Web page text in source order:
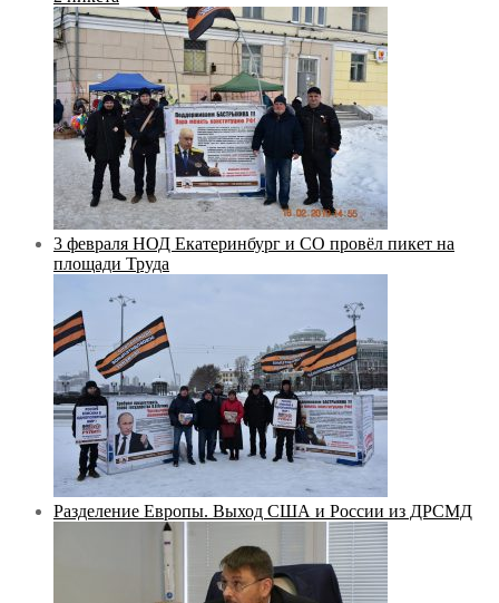
3 февраля НОД Екатеринбург и СО провёл пикет на
площади Труда
Разделение Европы. Выход США и России из ДРСМД